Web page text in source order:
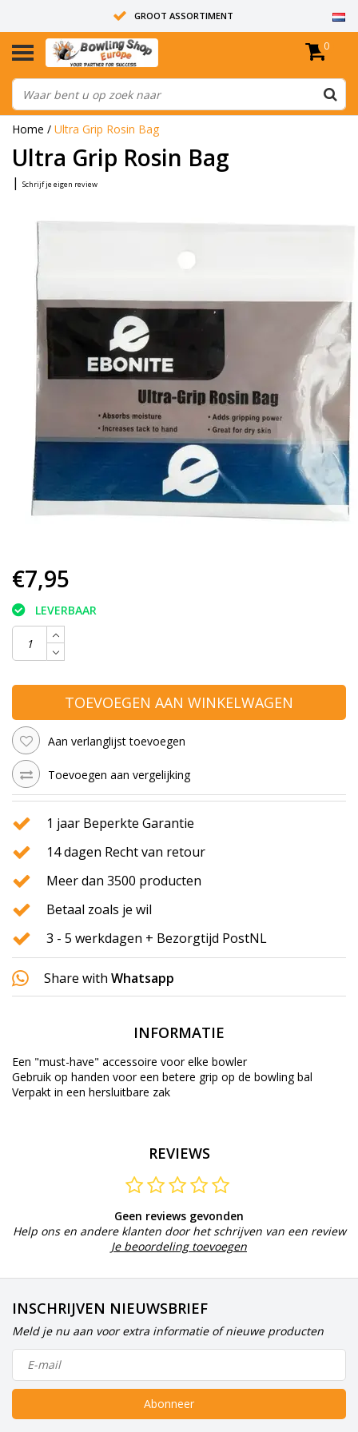
GROOT ASSORTIMENT
14 DAGEN RETOUR RECHT
ALLE BOWLINGBALLEN ZIJN ONGEBOORD
0
Home / Ultra Grip Rosin Bag
Ultra Grip Rosin Bag
| Schrijf je eigen review
€7,95
LEVERBAAR
TOEVOEGEN AAN WINKELWAGEN
Aan verlanglijst toevoegen
Toevoegen aan vergelijking
1 jaar Beperkte Garantie
14 dagen Recht van retour
Meer dan 3500 producten
Betaal zoals je wil
3 - 5 werkdagen + Bezorgtijd PostNL
Share with Whatsapp
INFORMATIE
Een "must-have" accessoire voor elke bowler
Gebruik op handen voor een betere grip op de bowling bal
Verpakt in een hersluitbare zak
REVIEWS
Geen reviews gevonden
Help ons en andere klanten door het schrijven van een review
Je beoordeling toevoegen
INSCHRIJVEN NIEUWSBRIEF
Meld je nu aan voor extra informatie of nieuwe producten
Abonneer